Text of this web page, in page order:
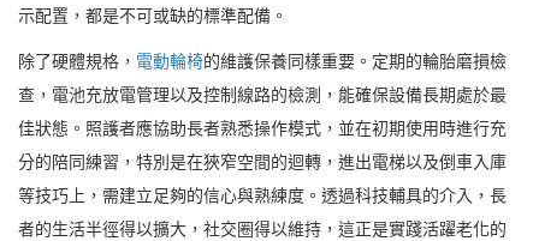
示配置，都是不可或缺的標準配備。
除了硬體規格， 電動輪椅的維護保養同樣重要。定期的輪胎磨損檢
查，電池充放電管理以及控制線路的檢測，能確保設備長期處於最
佳狀態。照護者應協助長者熟悉操作模式，並在初期使用時進行充
分的陪同練習，特別是在狹窄空間的迴轉，進出電梯以及倒車入庫
等技巧上，需建立足夠的信心與熟練度。透過科技輔具的介入，長
者的生活半徑得以擴大，社交圈得以維持，這正是實踐活躍老化的